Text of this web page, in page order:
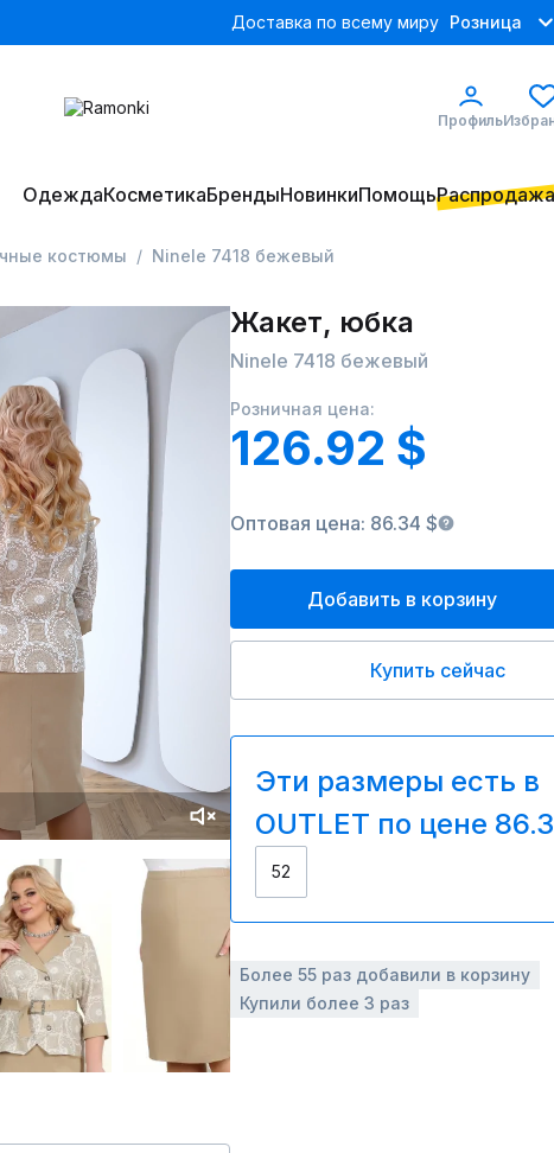
Доставка по всему миру Розница
Профиль
ОдеждаКосметикаБрендыНовинкиПомощьРаспродажа
костюмы Ninele 7418 бежевый
Жакет, юбка
Ninele 7418 бежевый
Розничная цена:
126.92 $
Оптовая цена: 86.34 $
Добавить в корзину
Купить сейчас
Эти размеры есть в
OUTLET по цене
52
Более 55 раз добавили в корзину
Купили более 3 раз